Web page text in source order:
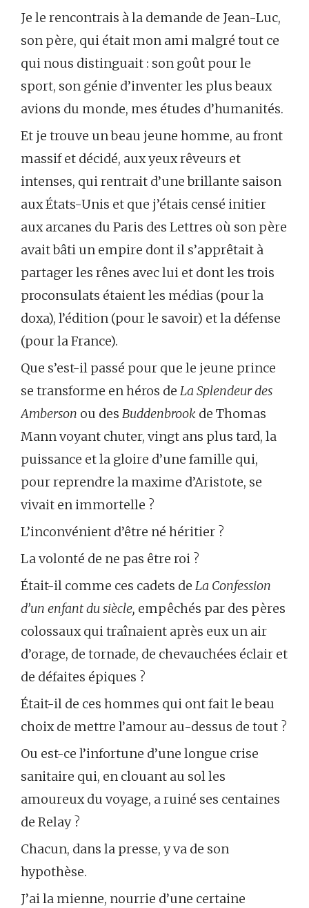
Je le rencontrais à la demande de Jean-Luc,
son père, qui était mon ami malgré tout ce
qui nous distinguait : son goût pour le
sport, son génie d’inventer les plus beaux
avions du monde, mes études d’humanités.
Et je trouve un beau jeune homme, au front
massif et décidé, aux yeux rêveurs et
intenses, qui rentrait d’une brillante saison
aux États-Unis et que j’étais censé initier
aux arcanes du Paris des Lettres où son père
avait bâti un empire dont il s’apprêtait à
partager les rênes avec lui et dont les trois
proconsulats étaient les médias (pour la
doxa), l’édition (pour le savoir) et la défense
(pour la France).
Que s’est-il passé pour que le jeune prince
se transforme en héros de La Splendeur des
Amberson ou des Buddenbrook de Thomas
Mann voyant chuter, vingt ans plus tard, la
puissance et la gloire d’une famille qui,
pour reprendre la maxime d’Aristote, se
vivait en immortelle ?
L’inconvénient d’être né héritier ?
La volonté de ne pas être roi ?
Était-il comme ces cadets de La Confession
d’un enfant du siècle, empêchés par des pères
colossaux qui traînaient après eux un air
d’orage, de tornade, de chevauchées éclair et
de défaites épiques ?
Était-il de ces hommes qui ont fait le beau
choix de mettre l’amour au-dessus de tout ?
Ou est-ce l’infortune d’une longue crise
sanitaire qui, en clouant au sol les
amoureux du voyage, a ruiné ses centaines
de Relay ?
Chacun, dans la presse, y va de son
hypothèse.
J’ai la mienne, nourrie d’une certaine